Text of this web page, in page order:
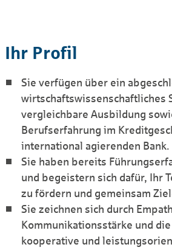
Ihr Profil
Sie verfügen über ein
wirtschaftswissenschaftliches
vergleichbare Ausbildung
Berufserfahrung im
international agierenden Bank.
Sie haben bereits
und begeistern sich dafür, Ihr
zu fördern und gemeinsam
Sie zeichnen sich durch
Kommunikationsstärke und
kooperative und